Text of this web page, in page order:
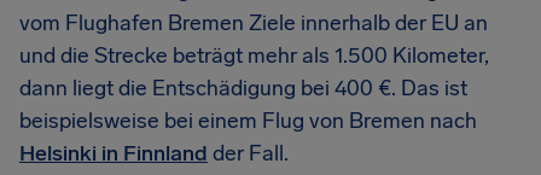
vom Flughafen Bremen Ziele innerhalb der EU an
und die Strecke beträgt mehr als 1.500 Kilometer,
dann liegt die Entschädigung bei 400 €. Das ist
beispielsweise bei einem Flug von Bremen nach
Helsinki in Finnland der Fall.